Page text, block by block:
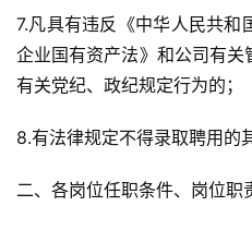
7.凡具有违反《中华人民共和
企业国有资产法》和公司有
有关党纪、政纪规定行为的；
8.有法律规定不得录取聘用的
二、各岗位任职条件、岗位职